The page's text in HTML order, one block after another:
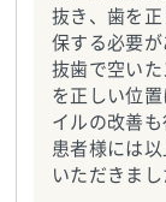
抜き、歯を
保する必要が
抜歯で空い
を正しい位
イルの改善も
患者様には
いただきまし